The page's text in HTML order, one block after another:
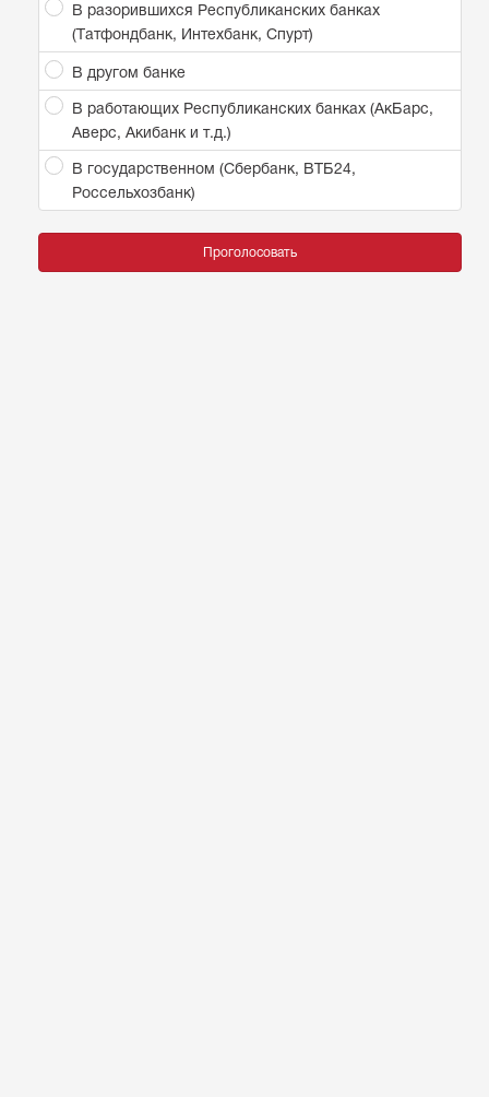
В разорившихся Республиканских банках
(Татфондбанк, Интехбанк, Спурт)
В другом банке
В работающих Республиканских банках (АкБарс,
Аверс, Акибанк и т.д.)
В государственном (Сбербанк, ВТБ24,
Россельхозбанк)
Проголосовать